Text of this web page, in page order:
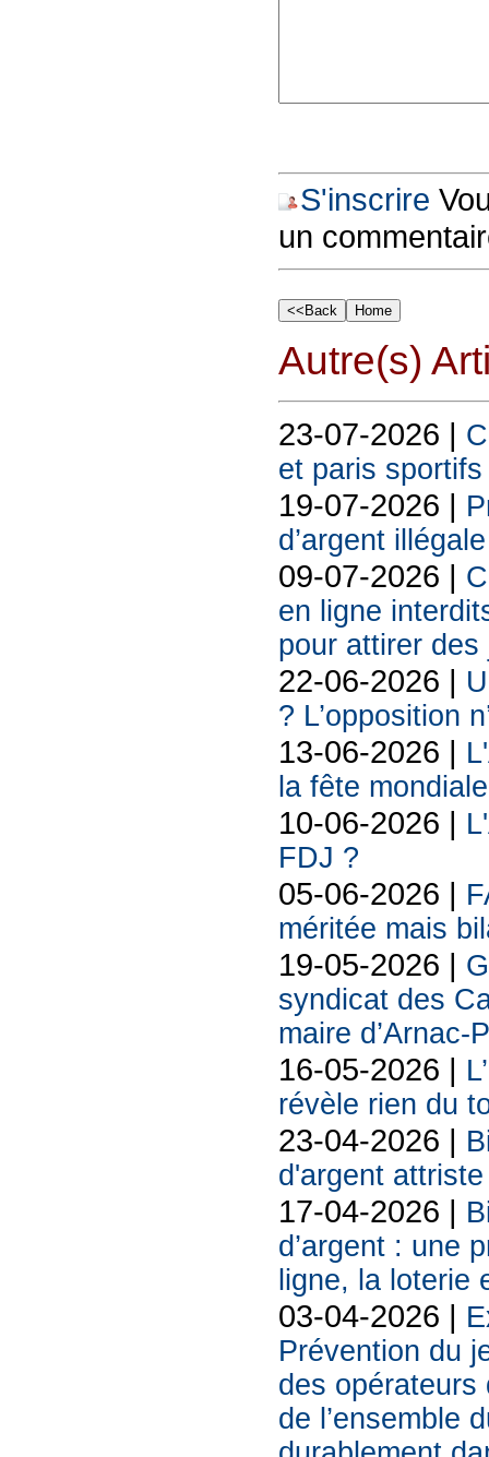
S'inscrire
un
Autre(s)
23-07-2026 |
et paris
19-07-2026 |
d’argent
09-07-2026 |
en ligne
pour attirer des
22-06-2026 |
? L’opposition
13-06-2026 |
la fête
10-06-2026 |
FDJ ?
05-06-2026 |
méritée mais
19-05-2026 |
syndicat des
maire d’Arnac-
16-05-2026 |
révèle rien du
23-04-2026 |
d'argent
17-04-2026 |
d’argent : une
ligne, la loterie
03-04-2026 |
Prévention du
des opérateurs
de l’ensemble